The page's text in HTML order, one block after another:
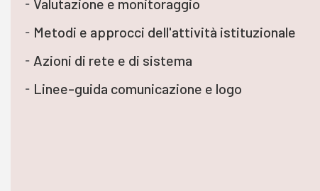
Valutazione e monitoraggio
Metodi e approcci dell'attività istituzionale
Azioni di rete e di sistema
Linee-guida comunicazione e logo